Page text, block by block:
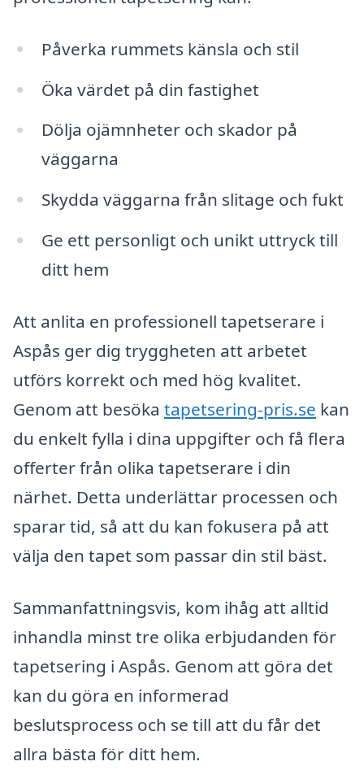
Påverka rummets känsla och stil
Öka värdet på din fastighet
Dölja ojämnheter och skador på
väggarna
Skydda väggarna från slitage och fukt
Ge ett personligt och unikt uttryck till
ditt hem
Att anlita en professionell tapetserare i
Aspås ger dig tryggheten att arbetet
utförs korrekt och med hög kvalitet.
Genom att besöka tapetsering-pris.se kan
du enkelt fylla i dina uppgifter och få flera
offerter från olika tapetserare i din
närhet. Detta underlättar processen och
sparar tid, så att du kan fokusera på att
välja den tapet som passar din stil bäst.
Sammanfattningsvis, kom ihåg att alltid
inhandla minst tre olika erbjudanden för
tapetsering i Aspås. Genom att göra det
kan du göra en informerad
beslutsprocess och se till att du får det
allra bästa för ditt hem.